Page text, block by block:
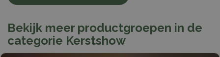
Bekijk meer productgroepen in de
categorie Kerstshow